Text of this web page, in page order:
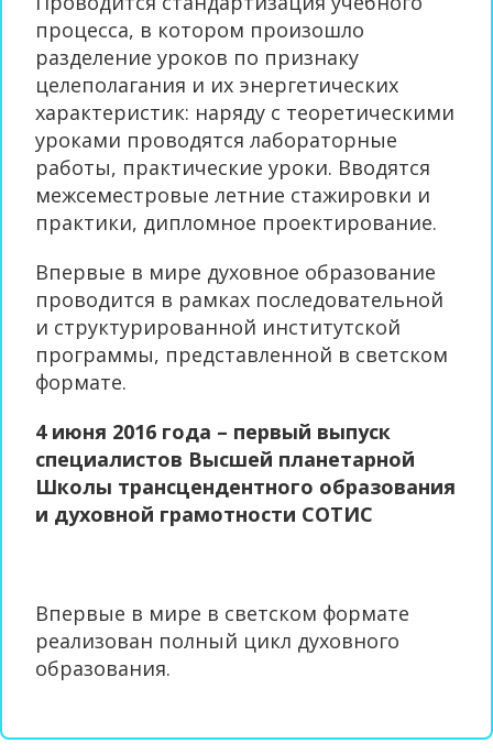
процесса, в котором произошло
разделение уроков по признаку
целеполагания и их энергетических
характеристик: наряду с теоретическими
уроками проводятся лабораторные
работы, практические уроки. Вводятся
межсеместровые летние стажировки и
практики, дипломное проектирование.
Впервые в мире духовное образование
проводится в рамках последовательной
и структурированной институтской
программы, представленной в светском
формате.
4 июня 2016 года – первый выпуск
специалистов Высшей планетарной
Школы трансцендентного образования
и духовной грамотности СОТИС
Впервые в мире в светском формате
реализован полный цикл духовного
образования.